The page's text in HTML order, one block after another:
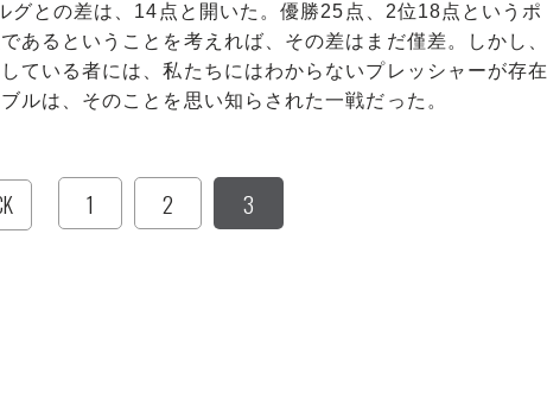
との差は、14点と開いた。優勝25点、2位18点というポ
あるということを考えれば、その差はまだ僅差。しかし、
ている者には、私たちにはわからないプレッシャーが存在
ルは、そのことを思い知らされた一戦だった。
1 2 3